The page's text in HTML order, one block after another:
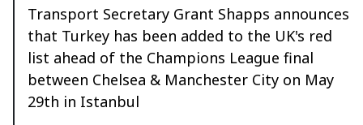
Transport Secretary Grant Shapps announces
that Turkey has been added to the UK's red
list ahead of the Champions League final
between Chelsea & Manchester City on May
29th in Istanbul